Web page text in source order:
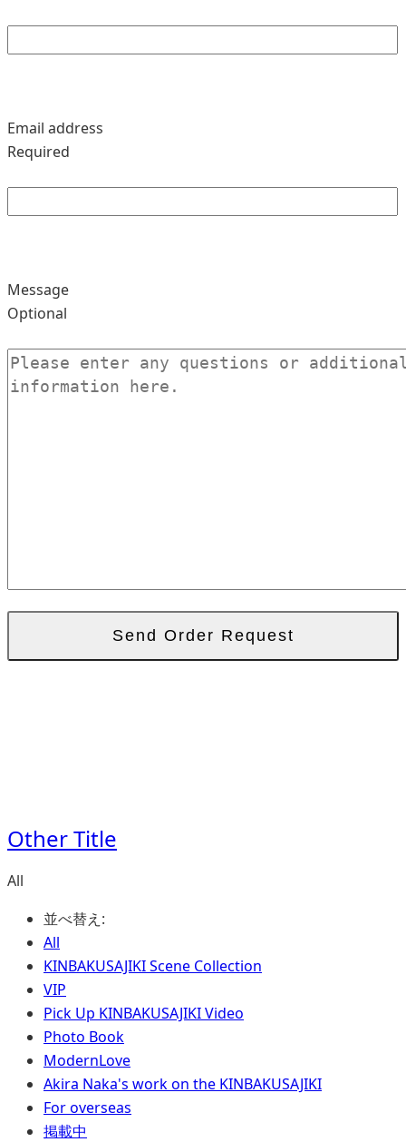
Email address
Required
Message
Optional
Other Title
All
並べ替え:
All
KINBAKUSAJIKI Scene Collection
VIP
Pick Up KINBAKUSAJIKI Video
Photo Book
ModernLove
Akira Naka's work on the KINBAKUSAJIKI
For overseas
掲載中